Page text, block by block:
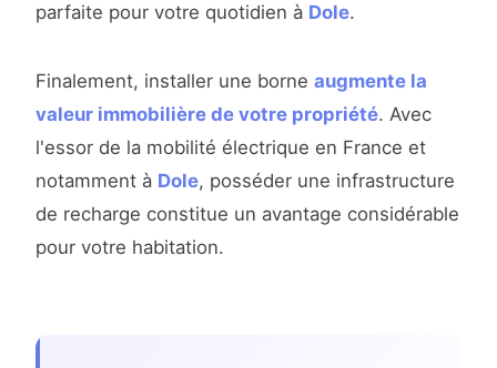
parfaite pour votre quotidien à Dole.
Finalement, installer une borne augmente la
valeur immobilière de votre propriété. Avec
l'essor de la mobilité électrique en France et
notamment à Dole, posséder une infrastructure
de recharge constitue un avantage considérable
pour votre habitation.